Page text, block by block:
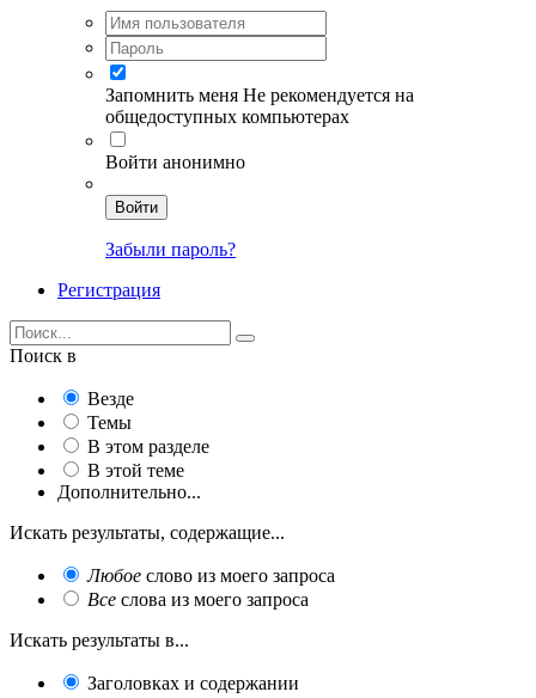
Запомнить меня Не рекомендуется на
общедоступных компьютерах
Войти анонимно
Войти
Забыли пароль?
Регистрация
Поиск в
Везде
Темы
В этом разделе
В этой теме
Дополнительно...
Искать результаты, содержащие...
Любое слово из моего запроса
Все слова из моего запроса
Искать результаты в...
Заголовках и содержании